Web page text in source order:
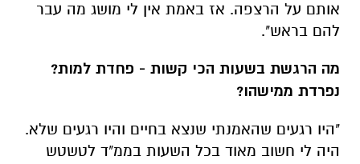
אותם על הרצפה. אז באמת אין לי מושג מה עבר
להם בראש".
מה הרגשת בשעות הכי קשות - פחדת למות?
נפרדת ממישהו?
"היו רגעים שהאמנתי שנצא בחיים והיו רגעים שלא.
היה לי חשוב מאוד בכל השעות בממ"ד לטשטש